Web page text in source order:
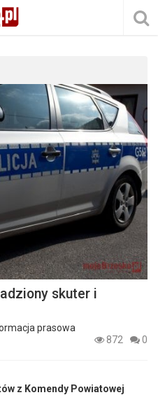
skuter i
prasowa
872
0
z Komendy Powiatowej